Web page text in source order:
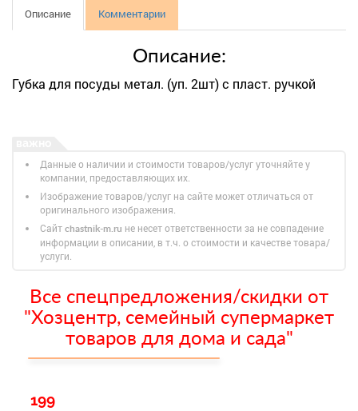
Описание Комментарии
Описание:
Губка для посуды метал. (уп. 2шт) с пласт. ручкой
Данные о наличии и стоимости товаров/услуг уточняйте у
компании, предоставляющих их.
Изображение товаров/услуг на сайте может отличаться от
оригинального изображения.
Сайт chastnik-m.ru не несет ответственности за не совпадение
информации в описании, в т.ч. о стоимости и качестве товара/
услуги.
Все спецпредложения/скидки от
"Хозцентр, семейный супермаркет
товаров для дома и сада"
199